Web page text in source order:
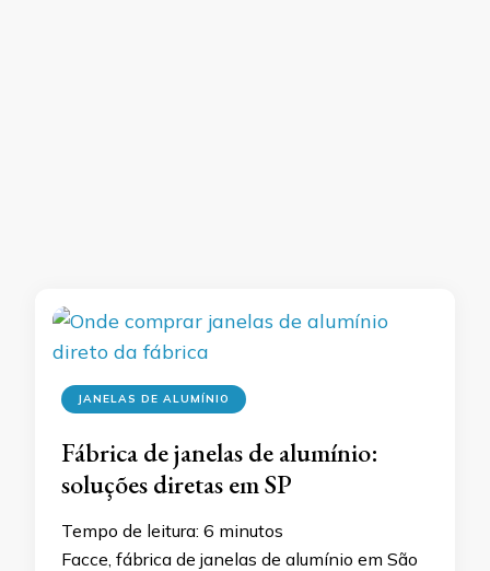
JANELAS DE ALUMÍNIO
Fábrica de janelas de alumínio:
soluções diretas em SP
Tempo de leitura: 6 minutos
Facce, fábrica de janelas de alumínio em São